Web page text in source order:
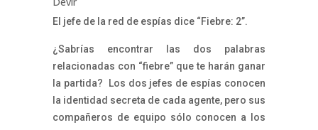
El jefe de la red de espías dice “Fiebre: 2”.
¿Sabrías encontrar las dos palabras
relacionadas con “fiebre” que te harán ganar
la partida? Los dos jefes de espías conocen
la identidad secreta de cada agente, pero sus
compañeros de equipo sólo conocen a los